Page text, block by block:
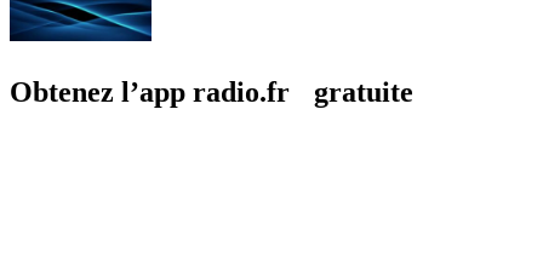
Obtenez l’app radio.fr gratuite